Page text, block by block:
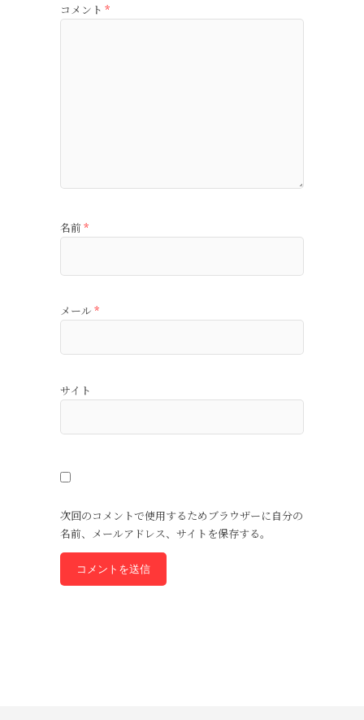
コメント *
名前 *
メール *
サイト
次回のコメントで使用するためブラウザーに自分の
名前、メールアドレス、サイトを保存する。